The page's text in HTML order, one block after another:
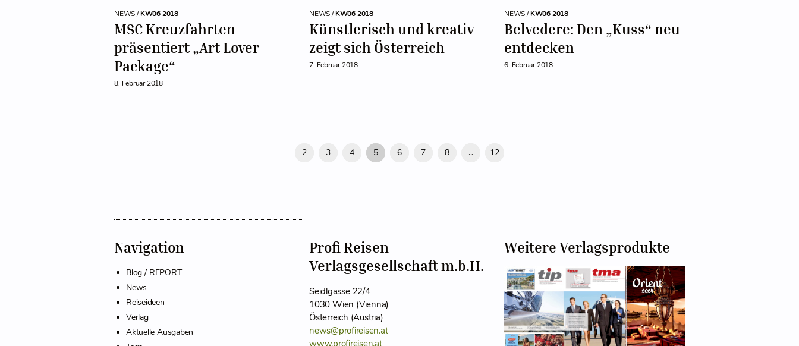
NEWS /KW06 2018
MSC Kreuzfahrten
präsentiert „Art Lover
Package“
8. Februar 2018
NEWS /KW06 2018
Künstlerisch und kreativ
zeigt sich Österreich
7. Februar 2018
NEWS /KW06 2018
Belvedere: Den „Kuss“ neu
entdecken
6. Februar 2018
2 3 4 5 6 7 8 ... 12
Navigation
Blog / REPORT
News
Reiseideen
Verlag
Aktuelle Ausgaben
Profi Reisen
Verlagsgesellschaft m.b.H.
Seidlgasse 22/4
1030 Wien (Vienna)
Österreich (Austria)
news@profireisen.at
Weitere Verlagsprodukte